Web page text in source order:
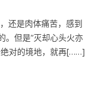
还是肉体痛苦，感到
。但是“灭却心头火亦
绝对的境地，就再[……]